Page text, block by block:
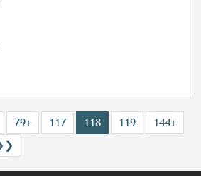
79+ 117 118 119
144+